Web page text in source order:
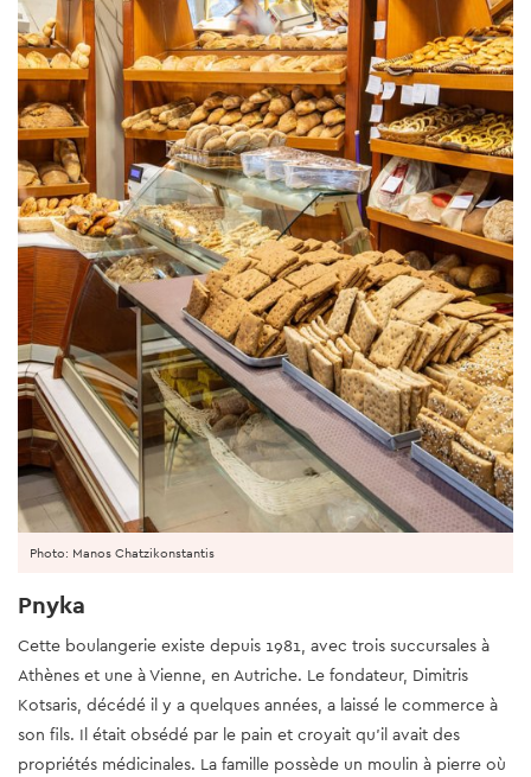
Photo: Manos Chatzikonstantis
Pnyka
Cette boulangerie existe depuis 1981, avec trois succursales à
Athènes et une à Vienne, en Autriche. Le fondateur, Dimitris
Kotsaris, décédé il y a quelques années, a laissé le commerce à
son fils. Il était obsédé par le pain et croyait qu'il avait des
propriétés médicinales. La famille possède un moulin à pierre où